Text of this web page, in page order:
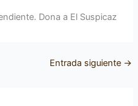
Dona a El Suspicaz
Entrada siguiente →